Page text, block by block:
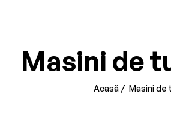
Livrare Gratuită — La comenzile de
Masini de
Acasă / Masini de